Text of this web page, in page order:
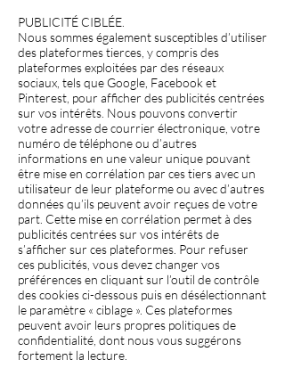
PUBLICITÉ CIBLÉE.
Nous sommes également susceptibles d’utiliser
des plateformes tierces, y compris des
plateformes exploitées par des réseaux
sociaux, tels que Google, Facebook et
Pinterest, pour afficher des publicités centrées
sur vos intérêts. Nous pouvons convertir
votre adresse de courrier électronique, votre
numéro de téléphone ou d’autres
informations en une valeur unique pouvant
être mise en corrélation par ces tiers avec un
utilisateur de leur plateforme ou avec d’autres
données qu’ils peuvent avoir reçues de votre
part. Cette mise en corrélation permet à des
publicités centrées sur vos intérêts de
s’afficher sur ces plateformes. Pour refuser
ces publicités, vous devez changer vos
préférences en cliquant sur l’outil de contrôle
des cookies ci-dessous puis en désélectionnant
le paramètre « ciblage ». Ces plateformes
peuvent avoir leurs propres politiques de
confidentialité, dont nous vous suggérons
fortement la lecture.